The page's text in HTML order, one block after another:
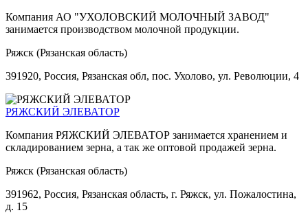
Компания АО "УХОЛОВСКИЙ МОЛОЧНЫЙ ЗАВОД"
занимается производством молочной продукции.
Ряжск (Рязанская область)
391920, Россия, Рязанская обл, пос. Ухолово, ул. Революции, 4
РЯЖСКИЙ ЭЛЕВАТОР
Компания РЯЖСКИЙ ЭЛЕВАТОР занимается хранением и
складированием зерна, а так же оптовой продажей зерна.
Ряжск (Рязанская область)
391962, Россия, Рязанская область, г. Ряжск, ул. Пожалостина,
д. 15